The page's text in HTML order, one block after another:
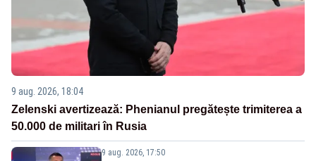
9 aug. 2026, 18:04
Zelenski avertizează: Phenianul pregătește trimiterea a
50.000 de militari în Rusia
9 aug. 2026, 17:50